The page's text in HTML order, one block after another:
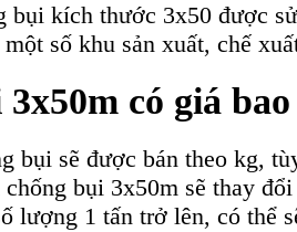
kích thước 3x50 được
số khu sản xuất, chế
có giá
bụi sẽ được bán theo kg,
bụi 3x50m sẽ thay
lượng 1 tấn trở lên, có thể